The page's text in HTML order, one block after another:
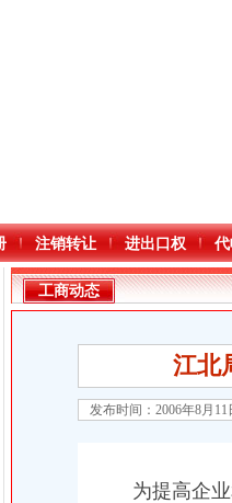
注销转让 进出口权
工商动态
江北
发布时间：2006年8月
为提高企业